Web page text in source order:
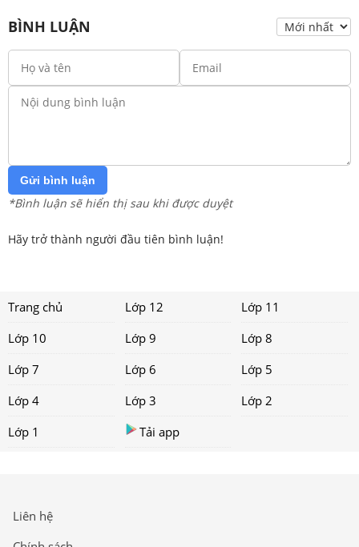
BÌNH LUẬN
Gửi bình luận
*Bình luận sẽ hiển thị sau khi được duyệt
Hãy trở thành người đầu tiên bình luận!
Trang chủ Lớp 12
Lớp 11
Lớp 10
Lớp 9
Lớp 8
Lớp 7
Lớp 6
Lớp 5
Lớp 4
Lớp 3
Lớp 2
Lớp 1
Tải app
Liên hệ